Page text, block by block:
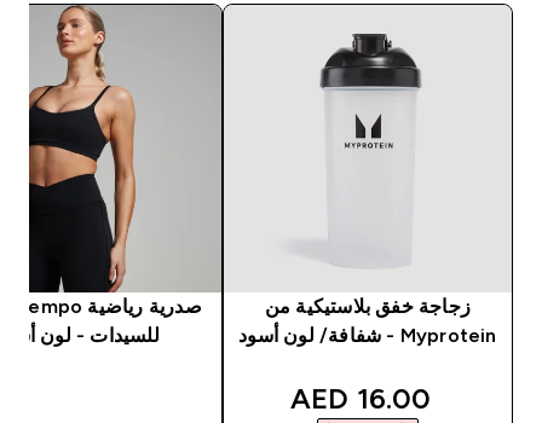
زجاجة خفق بلاستيكية من
Myprotein - شفافة/ لون أسود
discounted price
16.00 AED‎
للسيدات - لون